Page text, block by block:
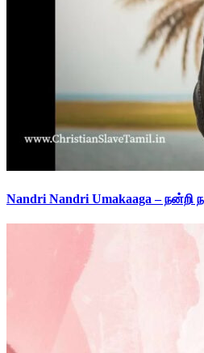
Nandri Nandri Umakaaga – நன்றி